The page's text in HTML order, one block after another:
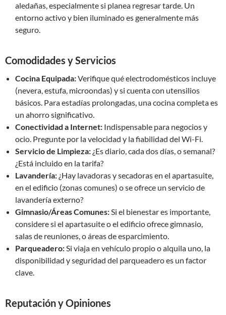
aledañas, especialmente si planea regresar tarde. Un
entorno activo y bien iluminado es generalmente más
seguro.
Comodidades y Servicios
Cocina Equipada:Verifique qué electrodomésticos incluye
(nevera, estufa, microondas) y si cuenta con utensilios
básicos. Para estadías prolongadas, una cocina completa es
un ahorro significativo.
Conectividad a Internet: Indispensable para negocios y
ocio. Pregunte por la velocidad y la fiabilidad del Wi-Fi.
Servicio de Limpieza: ¿Es diario, cada dos días, o semanal?
¿Está incluido en la tarifa?
Lavandería: ¿Hay lavadoras y secadoras en el apartasuite,
en el edificio (zonas comunes) o se ofrece un servicio de
lavandería externo?
Gimnasio/Áreas Comunes:Si el bienestar es importante,
considere si el apartasuite o el edificio ofrece gimnasio,
salas de reuniones, o áreas de esparcimiento.
Parqueadero:Si viaja en vehículo propio o alquila uno, la
disponibilidad y seguridad del parqueadero es un factor
clave.
Reputación y Opiniones